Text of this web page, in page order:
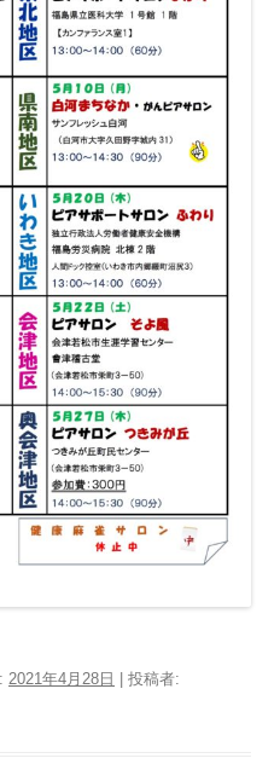
2021年4月28日
投稿者: